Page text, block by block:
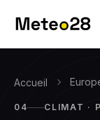
Accueil
04 CLIMAT ·